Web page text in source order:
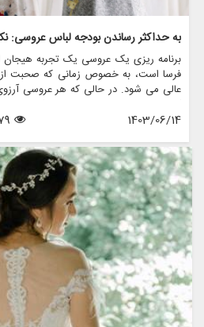
برنامه ریزی یک عروسی یک تجربه هیجان
فرسا است، به خصوص زمانی که صحبت
عالی می شود. در حالی که هر عروسی
کننده را دارد، واقعیت این است که لباس
همراه باشد. با این حال، با برنامه
سبک یا کیفیت بیابید. در این مقاله، نکات
بودجه لباس عروس بررسی خواهیم کرد، از
مانند مزون چرخچی می توانند به شما
کمک کنند، بدون اینکه پولی از دست بدهید.
1403/06/14